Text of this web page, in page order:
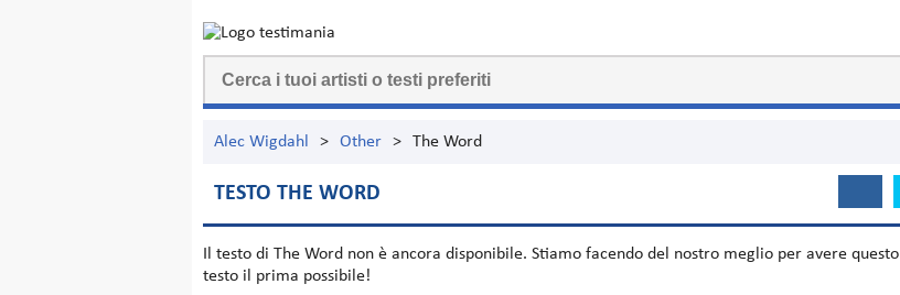
Alec Wigdahl > Other > The Word
TESTO THE WORD
Il testo di The Word non è ancora disponibile. Stiamo facendo del nostro meglio per avere questo
testo il prima possibile!